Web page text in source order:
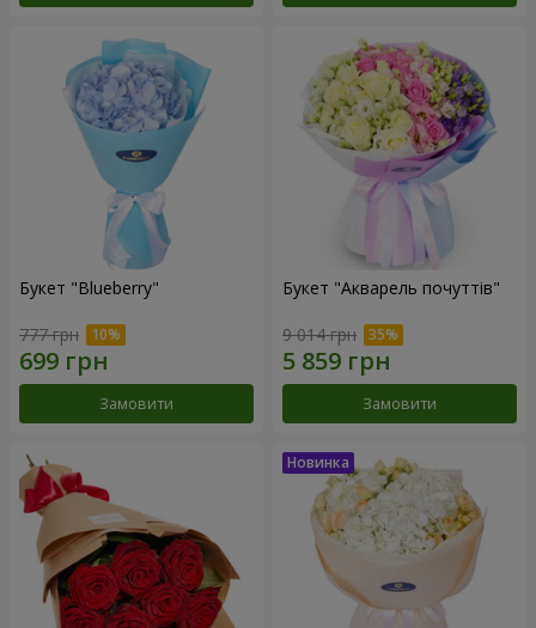
Букет "Blueberry"
777 грн
Замовити
Букет "Акварель почуттів"
9 014 грн
Замовити